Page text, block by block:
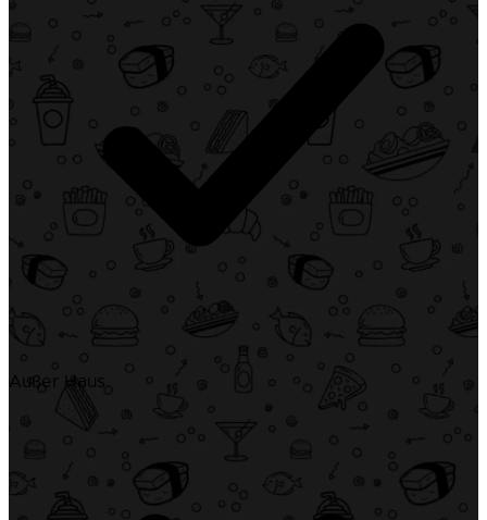
Außer Haus